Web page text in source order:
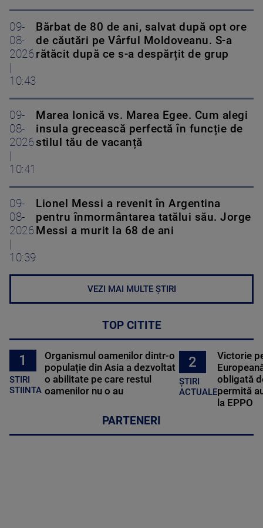
09-
08-
2026
10:43
Bărbat de 80 de ani, salvat după opt ore
de căutări pe Vârful Moldoveanu. S-a
rătăcit după ce s-a despărțit de grup
09-
08-
2026
10:41
Marea Ionică vs. Marea Egee. Cum alegi
insula grecească perfectă în funcție de
stilul tău de vacanță
09-
08-
2026
10:39
Lionel Messi a revenit în Argentina
pentru înmormântarea tatălui său. Jorge
Messi a murit la 68 de ani
VEZI MAI MULTE ȘTIRI
TOP CITITE
1
STIRI
STIINTA
Organismul oamenilor dintr-o
populație din Asia a dezvoltat
o abilitate pe care restul
oamenilor nu o au
2
ȘTIRI
ACTUALE
Victorie
obligată
permită
la EPPO
PARTENERI